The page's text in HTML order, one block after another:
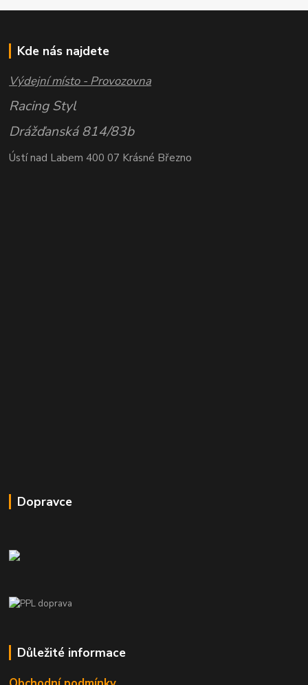
Kde nás najdete
Výdejní místo - Provozovna
Racing Styl
Drážďanská 814/83b
Ústí nad Labem 400 07 Krásné Březno
Dopravce
Důležité informace